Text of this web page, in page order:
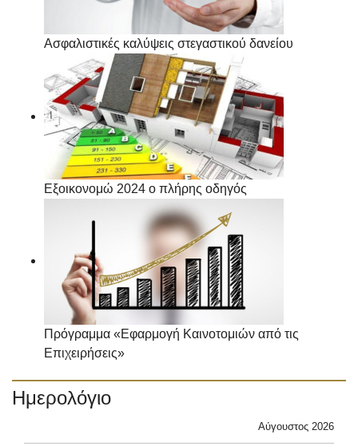
Ασφαλιστικές καλύψεις στεγαστικού δανείου
Εξοικονομώ 2024 ο πλήρης οδηγός
Πρόγραμμα «Εφαρμογή Καινοτομιών από τις
Επιχειρήσεις»
Ημερολόγιο
Αύγουστος 2026